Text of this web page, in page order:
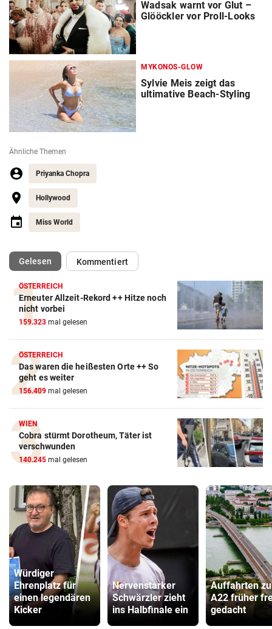
Wadsak warnt vor Glut –
Glööckler vor Proll-Looks
MYKONOS-GLOW
Sylvie Meis zeigt das
ultimative Beach-Styling
Ähnliche Themen
Priyanka Chopra
Hollywood
Miss World
Gelesen(ausgewählt)Kommentiert
ÖSTERREICH
Erneuter Allzeit-Rekord ++ Hitze noch
nicht vorbei
159.323 mal gelesen
ÖSTERREICH
Das waren die heißesten Orte ++ So
geht es weiter
156.409 mal gelesen
WIEN
Cobra stürmt Dorotheum, Täter ist
verschwunden
140.245 mal gelesen
Würdiger
Ehrenplatz für
einen legendären
Kicker
Nervenstarker
Schwärzler zieht
ins Halbfinale ein
Auffahrten
A22 früher
gedacht